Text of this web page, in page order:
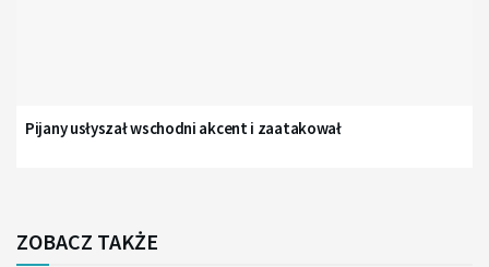
Pijany usłyszał wschodni akcent i zaatakował
ZOBACZ TAKŻE